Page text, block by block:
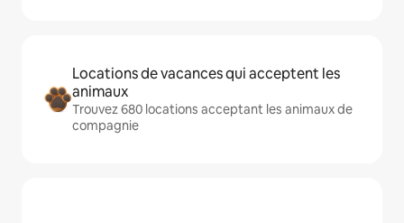
Locations de vacances qui acceptent les
animaux
Trouvez 680 locations acceptant les animaux de
compagnie